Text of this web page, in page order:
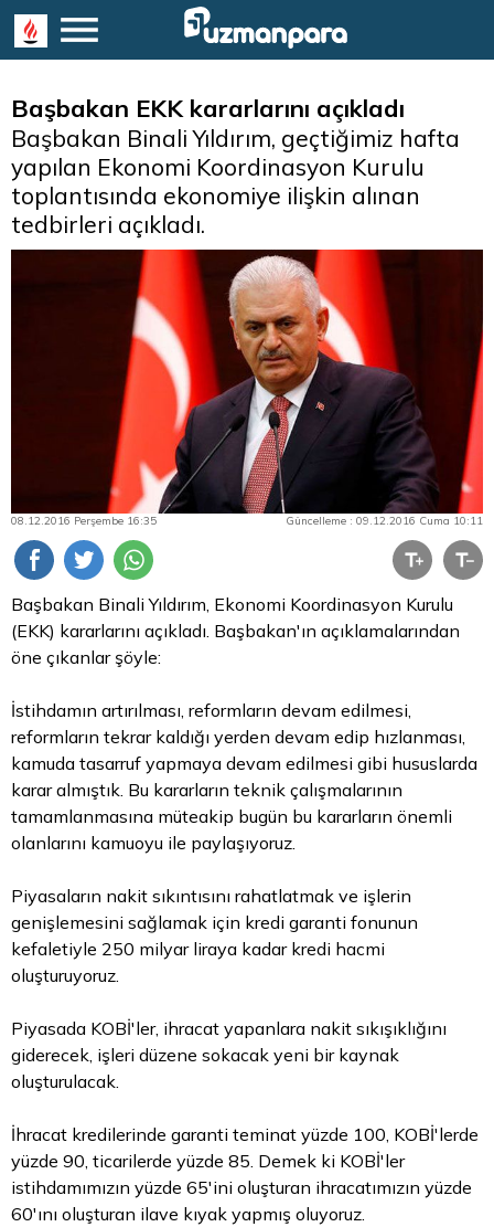
Başbakan EKK kararlarını açıkladı
Başbakan Binali Yıldırım, geçtiğimiz hafta
yapılan Ekonomi Koordinasyon Kurulu
toplantısında ekonomiye ilişkin alınan
tedbirleri açıkladı.
08.12.2016 Perşembe 16:35 Güncelleme : 09.12.2016 Cuma 10:11
Başbakan Binali Yıldırım, Ekonomi Koordinasyon Kurulu
(EKK) kararlarını açıkladı. Başbakan'ın açıklamalarından
öne çıkanlar şöyle:
İstihdamın artırılması, reformların devam edilmesi,
reformların tekrar kaldığı yerden devam edip hızlanması,
kamuda tasarruf yapmaya devam edilmesi gibi hususlarda
karar almıştık. Bu kararların teknik çalışmalarının
tamamlanmasına müteakip bugün bu kararların önemli
olanlarını kamuoyu ile paylaşıyoruz.
Piyasaların nakit sıkıntısını rahatlatmak ve işlerin
genişlemesini sağlamak için kredi garanti fonunun
kefaletiyle 250 milyar liraya kadar kredi hacmi
oluşturuyoruz.
Piyasada KOBİ'ler, ihracat yapanlara nakit sıkışıklığını
giderecek, işleri düzene sokacak yeni bir kaynak
oluşturulacak.
İhracat kredilerinde garanti teminat yüzde 100, KOBİ'lerde
yüzde 90, ticarilerde yüzde 85. Demek ki KOBİ'ler
istihdamımızın yüzde 65'ini oluşturan ihracatımızın yüzde
60'ını oluşturan ilave kıyak yapmış oluyoruz.